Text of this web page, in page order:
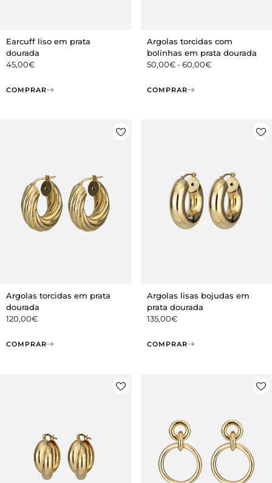
Earcuff liso em prata
dourada
45,00€
COMPRAR
Argolas torcidas com
bolinhas em prata dourada
50,00€-60,00€
COMPRAR
Argolas torcidas em prata
dourada
120,00€
COMPRAR
Argolas lisas bojudas em
prata dourada
135,00€
COMPRAR